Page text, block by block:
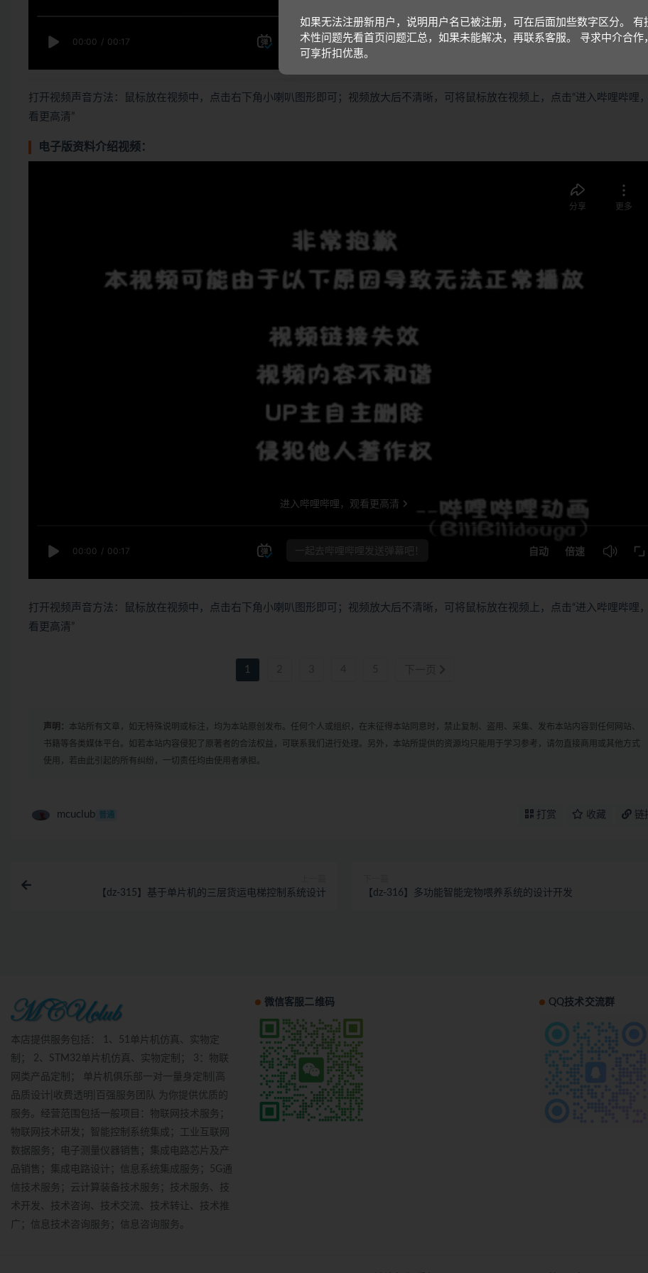
打开视频声音方法：鼠标放在视频中，点击右下角小喇叭图形即可；视频放大后不清晰，可将鼠标放在视频上，点击“进入哔哩哔哩
看更高清”
电子版资料介绍视频：
打开视频声音方法：鼠标放在视频中，点击右下角小喇叭图形即可；视频放大后不清晰，可将鼠标放在视频上，点击“进入哔哩哔哩
看更高清”
1
声明： 本站所有文章，如无特殊说明或标注，均为本站原创发布。任何个人或组织，在未征得本站同意时，禁止复制、盗用、采集、发布本站内容到任何网站、
书籍等各类媒体平台。如若本站内容侵犯了原著者的合法权益，可联系我们进行处理。另外，本站所提供的资源均只能用于学习参考，请勿直接商用或其他方式
使用，若由此引起的所有纠纷，一切责任均由使用者承担。
mcuclub 普通 打赏 收藏 链
【dz-315】基于单片机的三层货运电梯控制系统设计 【dz-316】多功能智能宠物喂养系统的设计开发
本店提供服务包括： 1、51单片机仿真、实物定
制； 2、STM32单片机仿真、实物定制； 3：物联
网类产品定制； 单片机俱乐部一对一量身定制|高
品质设计|收费透明|百强服务团队 为你提供优质的
服务。经营范围包括一般项目：物联网技术服务；
物联网技术研发；智能控制系统集成；工业互联网
数据服务；电子测量仪器销售；集成电路芯片及产
品销售；集成电路设计；信息系统集成服务；5G通
信技术服务；云计算装备技术服务；技术服务、技
术开发、技术咨询、技术交流、技术转让、技术推
广；信息技术咨询服务；信息咨询服务。
微信客服二维码 QQ技术交流群
如果无法注册新用户，说明用户名已被注册，可在后面加些数字区分。 有
术性问题先看首页问题汇总，如果未能解决，再联系客服。 寻求中介合作
可享折扣优惠。